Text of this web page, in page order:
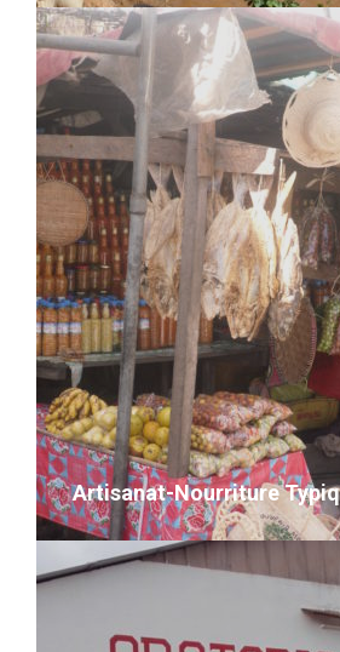
Artisanat-Chercheur
VOIR LE DÉTAIL
Artisanat-Nourriture